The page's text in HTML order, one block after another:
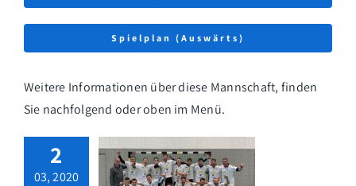
Spielplan (Auswärts)
Weitere Informationen über diese Mannschaft, finden
Sie nachfolgend oder oben im Menü.
2
03, 2020